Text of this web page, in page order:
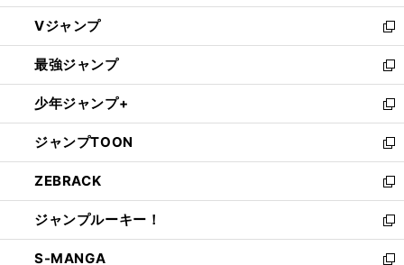
ウ
ィ
ン
ド
ウ
で
開
く
し
い
ウ
ィ
ン
ド
ウ
で
開
く
Vジャンプ
新
し
い
ウ
ィ
ン
ド
ウ
で
開
く
最強ジャンプ
新
し
い
ウ
ィ
ン
ド
ウ
で
開
く
少年ジャンプ+
新
し
い
ウ
ィ
ン
ド
ウ
で
ジャンプTOON
新
し
い
ウ
ィ
ン
ド
ZEBRACK
新
し
い
ウ
ィ
ジャンプルーキー！
新
し
い
S-MANGA